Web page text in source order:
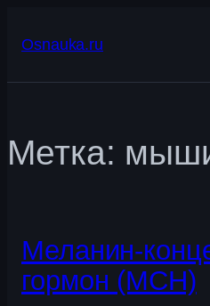
Osnauka.ru
Метка:
Меланин-
гормон (МСН)